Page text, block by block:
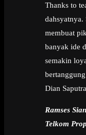
Thanks to
dahsyatnya.
membuat
banyak ide
semakin
Dian
Ramses
Telkom